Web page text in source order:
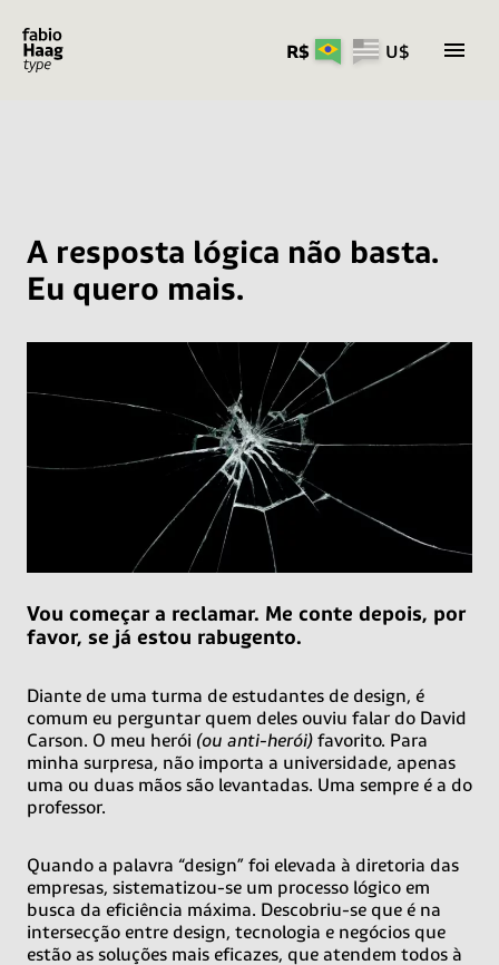
R$ U$
A resposta lógica não basta.
Eu quero mais.
Vou começar a reclamar. Me conte depois, por
favor, se já estou rabugento.
Diante de uma turma de estudantes de design, é
comum eu perguntar quem deles ouviu falar do David
Carson. O meu herói (ou anti-herói) favorito. Para
minha surpresa, não importa a universidade, apenas
uma ou duas mãos são levantadas. Uma sempre é a do
professor.
Quando a palavra “design” foi elevada à diretoria das
empresas, sistematizou-se um processo lógico em
busca da eficiência máxima. Descobriu-se que é na
intersecção entre design, tecnologia e negócios que
estão as soluções mais eficazes, que atendem todos à